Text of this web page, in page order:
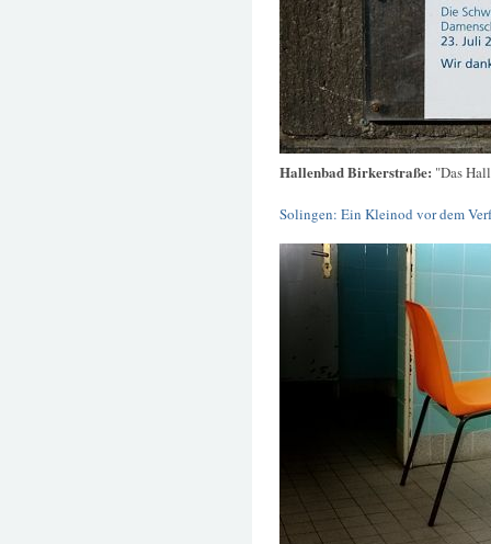
Hallenbad Birkerstraße: "Das
Solingen: Ein Kleinod vor dem